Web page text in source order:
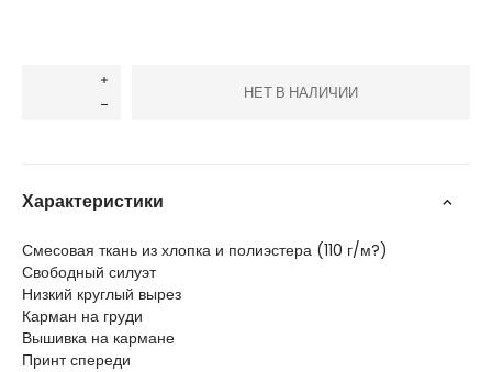
НЕТ В НАЛИЧИИ
Характеристики
Смесовая ткань из хлопка и полиэстера (110 г/м?)
Свободный силуэт
Низкий круглый вырез
Карман на груди
Вышивка на кармане
Принт спереди